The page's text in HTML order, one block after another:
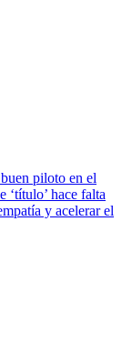
piloto en el
‘título’ hace falta
y acelerar el